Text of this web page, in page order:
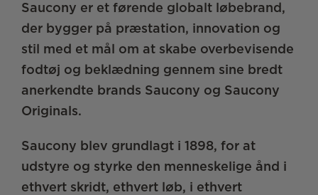
Saucony er et førende globalt løbebrand,
der bygger på præstation, innovation og
stil med et mål om at skabe overbevisende
fodtøj og beklædning gennem sine bredt
anerkendte brands Saucony og Saucony
Originals.
Saucony blev grundlagt i 1898, for at
udstyre og styrke den menneskelige ånd i
ethvert skridt, ethvert løb, i ethvert